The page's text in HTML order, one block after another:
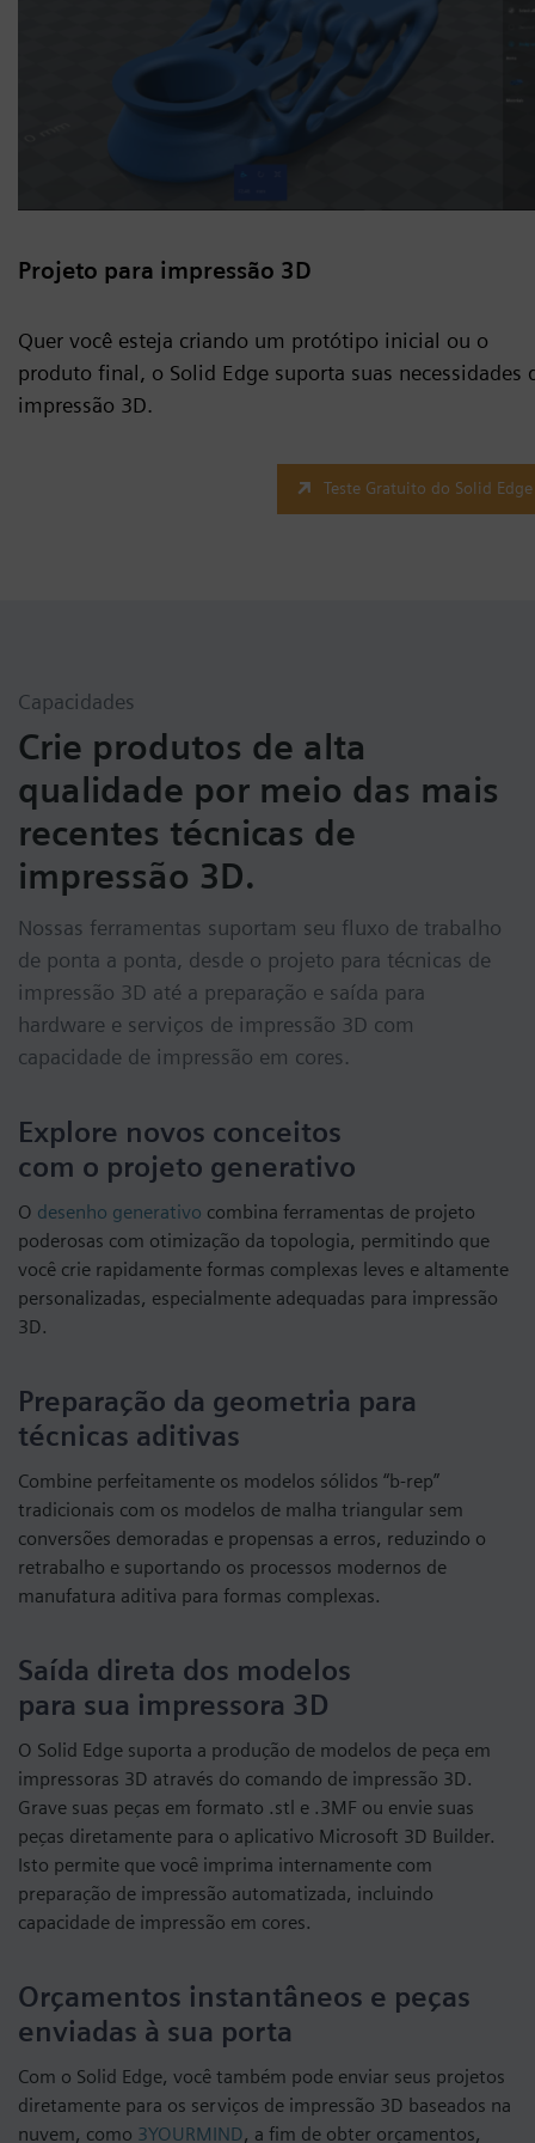
Projeto para impressão 3D
Quer você esteja criando um protótipo inicial ou o
produto final, o Solid Edge suporta suas necessidades
impressão 3D.
Teste Gratuito do Solid Edge
Capacidades
Crie produtos de alta
qualidade por meio das mais
recentes técnicas de
impressão 3D.
Nossas ferramentas suportam seu fluxo de trabalho
de ponta a ponta, desde o projeto para técnicas de
impressão 3D até a preparação e saída para
hardware e serviços de impressão 3D com
capacidade de impressão em cores.
Explore novos conceitos
com o projeto generativo
O desenho generativo combina ferramentas de projeto
poderosas com otimização da topologia, permitindo que
você crie rapidamente formas complexas leves e altamente
personalizadas, especialmente adequadas para impressão
3D.
Preparação da geometria para
técnicas aditivas
Combine perfeitamente os modelos sólidos “b-rep”
tradicionais com os modelos de malha triangular sem
conversões demoradas e propensas a erros, reduzindo o
retrabalho e suportando os processos modernos de
manufatura aditiva para formas complexas.
Saída direta dos modelos
para sua impressora 3D
O Solid Edge suporta a produção de modelos de peça em
impressoras 3D através do comando de impressão 3D.
Grave suas peças em formato .stl e .3MF ou envie suas
peças diretamente para o aplicativo Microsoft 3D Builder.
Isto permite que você imprima internamente com
preparação de impressão automatizada, incluindo
capacidade de impressão em cores.
Orçamentos instantâneos e peças
enviadas à sua porta
Com o Solid Edge, você também pode enviar seus projetos
diretamente para os serviços de impressão 3D baseados na
nuvem, como 3YOURMIND, a fim de obter orçamentos,